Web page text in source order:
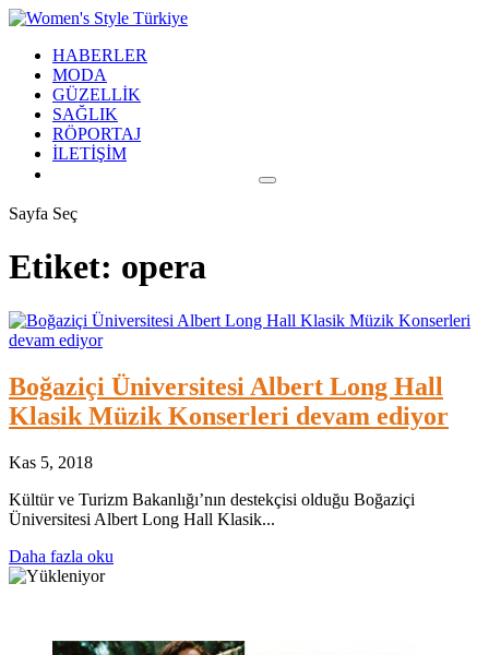
HABERLER
MODA
GÜZELLİK
SAĞLIK
RÖPORTAJ
İLETİŞİM
Sayfa Seç
Etiket: opera
Boğaziçi Üniversitesi Albert Long Hall
Klasik Müzik Konserleri devam ediyor
Kas 5, 2018
Kültür ve Turizm Bakanlığı’nın destekçisi olduğu Boğaziçi
Üniversitesi Albert Long Hall Klasik...
Daha fazla oku